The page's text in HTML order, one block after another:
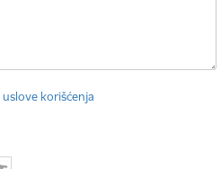
uslove korišćenja